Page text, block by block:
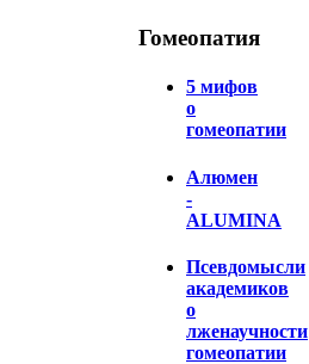
Гомеопатия
5 мифов
о
гомеопатии
Алюмен
-
ALUMINA
Псевдомысли
академиков
о
лженаучности
гомеопатии